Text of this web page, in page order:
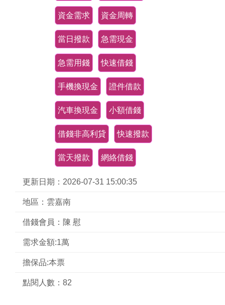
資金需求 資金周轉
當日撥款 急需現金
急需用錢 快速借錢
手機換現金 證件借款
汽車換現金 小額借錢
借錢非高利貸 快速撥款
當天撥款 網絡借錢
更新日期：2026-07-31 15:00:35
地區：雲嘉南
借錢會員：陳 慰
需求金額:1萬
擔保品:本票
點閱人數：82